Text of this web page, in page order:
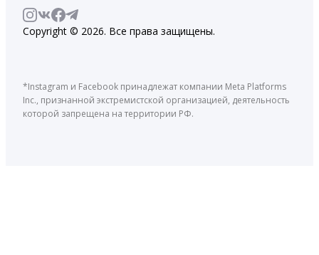
Copyright © 2026. Все права защищены.
*Instagram и Facebook принадлежат компании Meta Platforms
Inc., признанной экстремистской организацией, деятельность
которой запрещена на территории РФ.